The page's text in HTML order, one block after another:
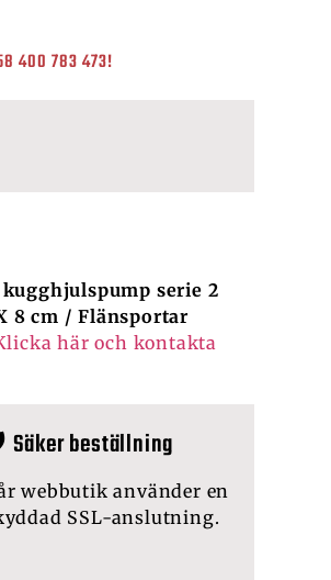
400 783 473!
kugghjulspump serie 2
8 cm / Flänsportar
här och kontakta
beställning
webbutik använder en
SSL-anslutning.